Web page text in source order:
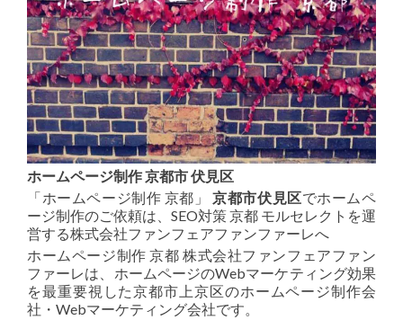
ホームページ制作 京都市 伏見区
「ホームページ制作 京都」京都市伏見区でホームペ
ージ制作のご依頼は、SEO対策 京都 モルセレクトを運
営する株式会社ファンフェアファンファーレへ
ホームページ制作 京都 株式会社ファンフェアファン
ファーレは、ホームページのWebマーケティング効果
を最重要視した京都市上京区のホームページ制作会
社・Webマーケティング会社です。